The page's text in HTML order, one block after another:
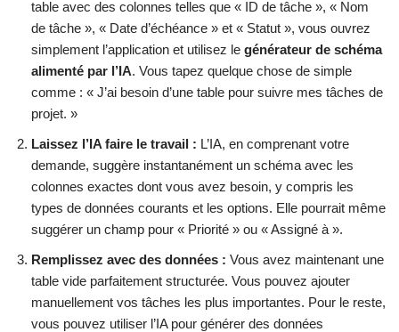
table avec des colonnes telles que « ID de tâche », « Nom
de tâche », « Date d’échéance » et « Statut », vous ouvrez
simplement l’application et utilisez le générateur de schéma
alimenté par l’IA. Vous tapez quelque chose de simple
comme : « J’ai besoin d’une table pour suivre mes tâches de
projet. »
Laissez l’IA faire le travail : L’IA, en comprenant votre
demande, suggère instantanément un schéma avec les
colonnes exactes dont vous avez besoin, y compris les
types de données courants et les options. Elle pourrait même
suggérer un champ pour « Priorité » ou « Assigné à ».
Remplissez avec des données : Vous avez maintenant une
table vide parfaitement structurée. Vous pouvez ajouter
manuellement vos tâches les plus importantes. Pour le reste,
vous pouvez utiliser l’IA pour générer des données